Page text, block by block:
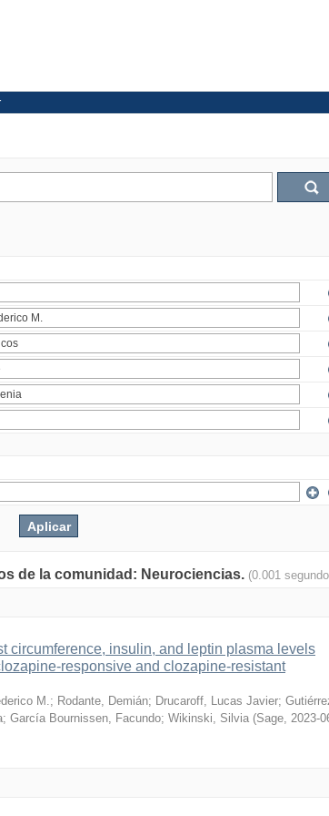
de la comunidad: Neurociencias. (0.001
circumference, insulin, and leptin plasma levels
responsive and clozapine-resistant
M.; Rodante, Demián; Drucaroff, Lucas Javier;
; García Bournissen, Facundo; Wikinski, Silvia (Sage, 2023-